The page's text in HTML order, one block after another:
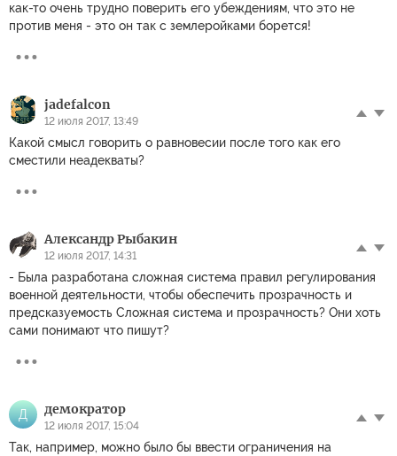
как-то очень трудно поверить его убеждениям, что это не
против меня - это он так с землеройками борется!
jadefalcon
12 июля 2017, 13:49
Какой смысл говорить о равновесии после того как его
сместили неадекваты?
Александр Рыбакин
12 июля 2017, 14:31
- Была разработана сложная система правил регулирования
военной деятельности, чтобы обеспечить прозрачность и
предсказуемость Сложная система и прозрачность? Они хоть
сами понимают что пишут?
Д демократор
12 июля 2017, 15:04
Так, например, можно было бы ввести ограничения на